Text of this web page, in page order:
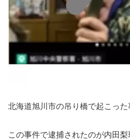
北海道旭川市の吊り橋で起こった
この事件で逮捕されたのが内田梨